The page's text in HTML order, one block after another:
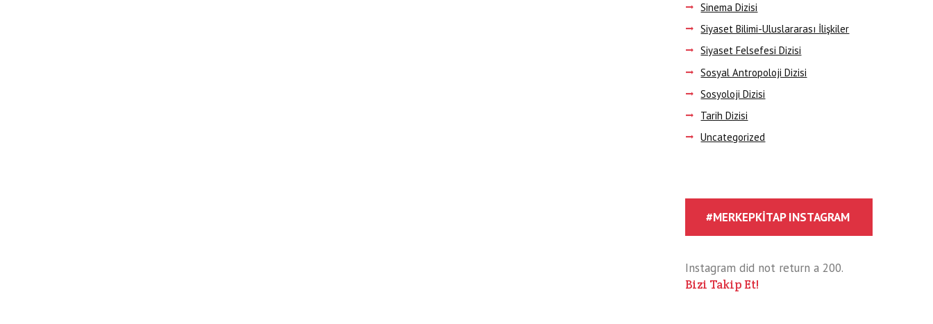
Sinema Dizisi
Siyaset Bilimi-Uluslararası İlişkiler
Siyaset Felsefesi Dizisi
Sosyal Antropoloji Dizisi
Sosyoloji Dizisi
Tarih Dizisi
Uncategorized
#MERKEPKITAP INSTAGRAM
Instagram did not return a 200.
Bizi Takip Et!